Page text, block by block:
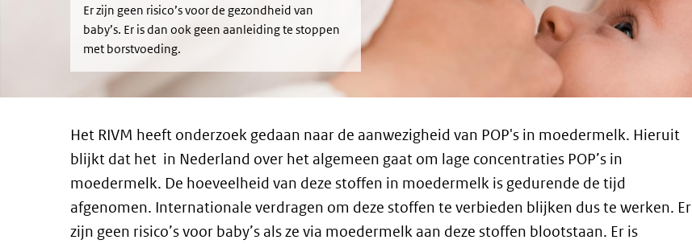
Er zijn geen risico’s voor de gezondheid van
baby’s. Er is dan ook geen aanleiding te stoppen
met borstvoeding.
Het RIVM heeft onderzoek gedaan naar de aanwezigheid van POP's in moedermelk. Hieruit
blijkt dat het in Nederland over het algemeen gaat om lage concentraties POP’s in
moedermelk. De hoeveelheid van deze stoffen in moedermelk is gedurende de tijd
afgenomen. Internationale verdragen om deze stoffen te verbieden blijken dus te werken. Er
zijn geen risico’s voor baby’s als ze via moedermelk aan deze stoffen blootstaan. Er is